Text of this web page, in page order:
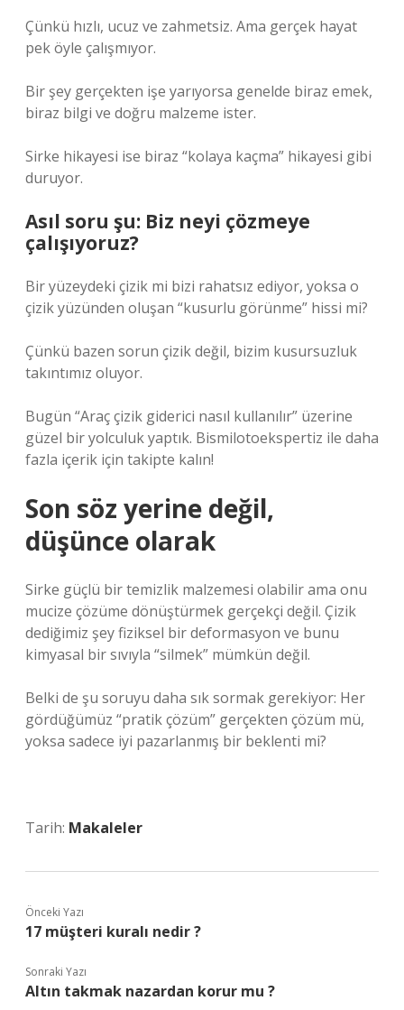
Çünkü hızlı, ucuz ve zahmetsiz. Ama gerçek hayat
pek öyle çalışmıyor.
Bir şey gerçekten işe yarıyorsa genelde biraz emek,
biraz bilgi ve doğru malzeme ister.
Sirke hikayesi ise biraz “kolaya kaçma” hikayesi gibi
duruyor.
Asıl soru şu: Biz neyi çözmeye
çalışıyoruz?
Bir yüzeydeki çizik mi bizi rahatsız ediyor, yoksa o
çizik yüzünden oluşan “kusurlu görünme” hissi mi?
Çünkü bazen sorun çizik değil, bizim kusursuzluk
takıntımız oluyor.
Bugün “Araç çizik giderici nasıl kullanılır” üzerine
güzel bir yolculuk yaptık. Bismilotoekspertiz ile daha
fazla içerik için takipte kalın!
Son söz yerine değil,
düşünce olarak
Sirke güçlü bir temizlik malzemesi olabilir ama onu
mucize çözüme dönüştürmek gerçekçi değil. Çizik
dediğimiz şey fiziksel bir deformasyon ve bunu
kimyasal bir sıvıyla “silmek” mümkün değil.
Belki de şu soruyu daha sık sormak gerekiyor: Her
gördüğümüz “pratik çözüm” gerçekten çözüm mü,
yoksa sadece iyi pazarlanmış bir beklenti mi?
Tarih: Makaleler
Önceki Yazı
17 müşteri kuralı nedir ?
Sonraki Yazı
Altın takmak nazardan korur mu ?